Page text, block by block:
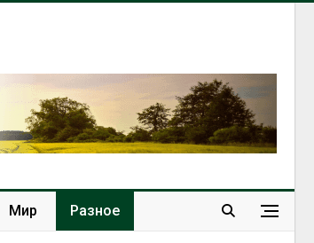
Мир Разное